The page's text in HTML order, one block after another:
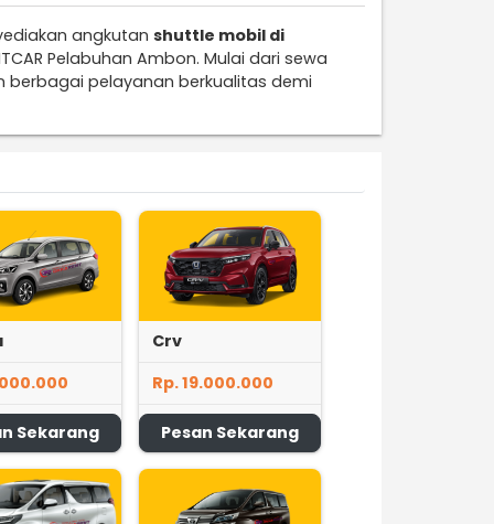
angkutan shuttle mobil di
Pelabuhan Ambon. Mulai dari sewa
berbagai pelayanan berkualitas demi
Sekarang
Crv
Rp. 19.000.000
Pesan Sekarang